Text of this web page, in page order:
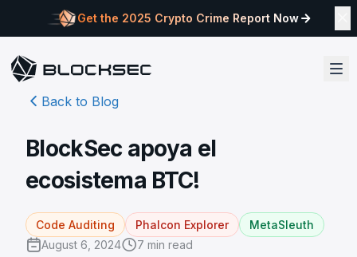
Get the 2025 Crypto Crime Report Now
Back to Blog
BlockSec apoya el
ecosistema BTC!
Code Auditing Phalcon Explorer
MetaSleuth
August 6, 2024
7 min read